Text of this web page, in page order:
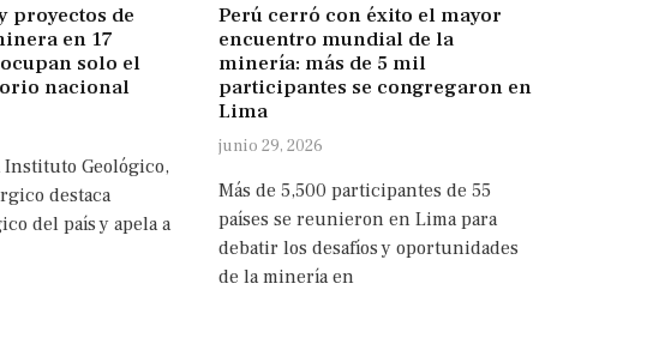
proyectos de
en 17
solo el
nacional
Geológico,
destaca
del país y apela a
Perú cerró con éxito el mayor
encuentro mundial de la
minería: más de 5 mil
participantes se congregaron en
Lima
junio 29, 2026
Más de 5,500 participantes de 55
países se reunieron en Lima para
debatir los desafíos y oportunidades
de la minería en